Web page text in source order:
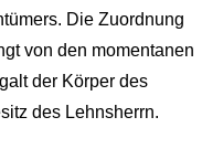
Die Zuordnung
von den momentanen
der Körper des
des Lehnsherrn.